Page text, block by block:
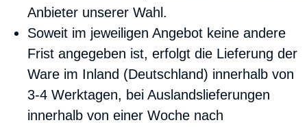
Anbieter unserer Wahl.
Soweit im jeweiligen Angebot keine andere
Frist angegeben ist, erfolgt die Lieferung der
Ware im Inland (Deutschland) innerhalb von
3-4 Werktagen, bei Auslandslieferungen
innerhalb von einer Woche nach